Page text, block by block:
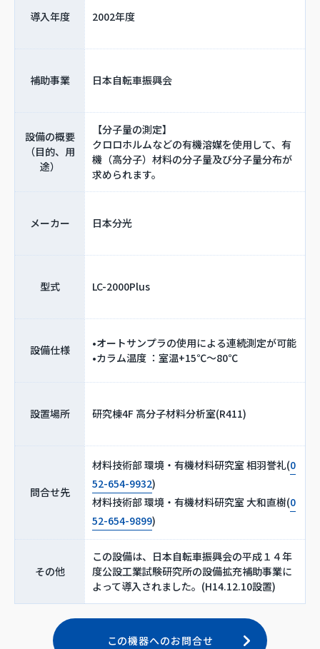
導入年度 2002年度
補助事業 日本自転車振興会
設備の概要
（目的、用
途）
【分子量の測定】
クロロホルムなどの有機溶媒を使用して、有
機（高分子）材料の分子量及び分子量分布が
求められます。
メーカー 日本分光
型式 LC-2000Plus
設備仕様
•オートサンプラの使用による連続測定が可能
•カラム温度 ：室温+15℃～80℃
設置場所 研究棟4F 高分子材料分析室(R411)
問合せ先
材料技術部 環境・有機材料研究室 相羽誉礼(0
52-654-9932)
材料技術部 環境・有機材料研究室 大和直樹(0
52-654-9899)
その他
この設備は、日本自転車振興会の平成１４年
度公設工業試験研究所の設備拡充補助事業に
よって導入されました。(H14.12.10設置)
この機器へのお問合せ